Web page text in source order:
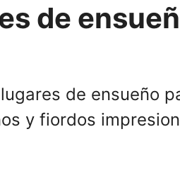
de
de ensueño
y fiordos